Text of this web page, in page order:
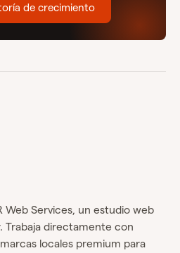
de crecimiento
Web Services, un estudio web
Trabaja directamente con
locales premium para